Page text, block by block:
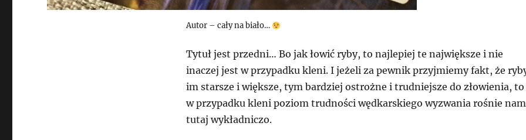
Autor – cały na biało…
Tytuł jest przedni… Bo jak łowić ryby, to najlepiej te największe i nie
inaczej jest w przypadku kleni. I jeżeli za pewnik przyjmiemy fakt, że
im starsze i większe, tym bardziej ostrożne i trudniejsze do złowienia, to
w przypadku kleni poziom trudności wędkarskiego wyzwania rośnie nam
tutaj wykładniczo.